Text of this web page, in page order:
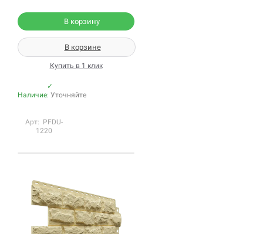
В корзину
В корзине
Купить в 1 клик
✓
Наличие: Уточняйте
Арт: PFDU-
1220